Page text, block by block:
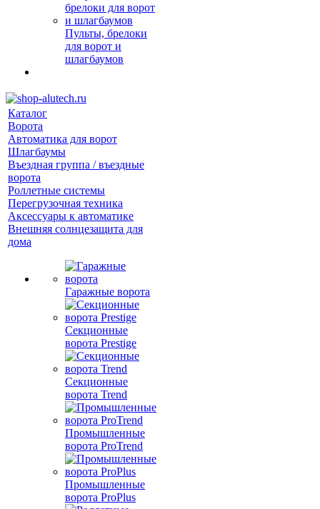
Пульты, брелоки
для ворот и
шлагбаумов
Каталог
Ворота
Автоматика для ворот
Шлагбаумы
Въездная группа / въездные
ворота
Роллетные системы
Перегрузочная техника
Аксессуары к автоматике
Внешняя солнцезащита для
дома
Гаражные ворота
Секционные
ворота Prestige
Секционные
ворота Trend
Промышленные
ворота ProTrend
Промышленные
ворота ProPlus